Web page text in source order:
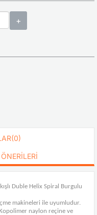
(0)
Duble Helix Spiral Burgulu
makineleri ile uyumludur.
naylon reçine ve